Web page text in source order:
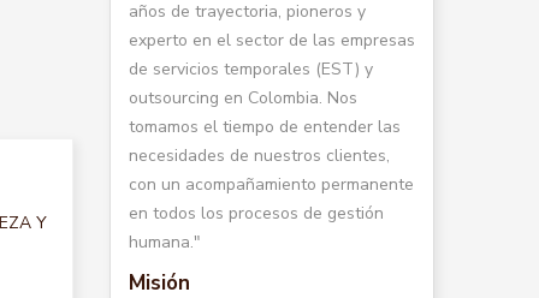
Y
años de trayectoria, pioneros y
experto en el sector de las empresas
de servicios temporales (EST) y
outsourcing en Colombia. Nos
tomamos el tiempo de entender las
necesidades de nuestros clientes,
con un acompañamiento permanente
en todos los procesos de gestión
humana."
Misión